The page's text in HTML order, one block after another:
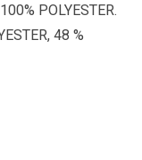
POLYESTER.
48 %